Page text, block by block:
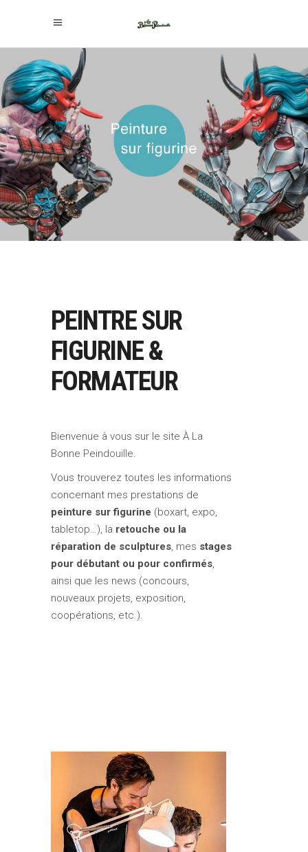
PEINTRE SUR
FIGURINE &
FORMATEUR
Bienvenue à vous sur le site À La
Bonne Peindouille.
Vous trouverez toutes les informations
concernant mes prestations de
peinture sur figurine (boxart, expo,
tabletop…), la retouche ou la
réparation de sculptures, mes stages
pour débutant ou pour confirmés,
ainsi que les news (concours,
nouveaux projets, exposition,
coopérations, etc.).